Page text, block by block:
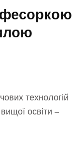
технологій
освіти –